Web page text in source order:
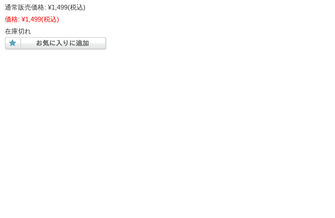
通常販売価格: ¥1,499(税込)
価格: ¥1,499(税込)
在庫切れ